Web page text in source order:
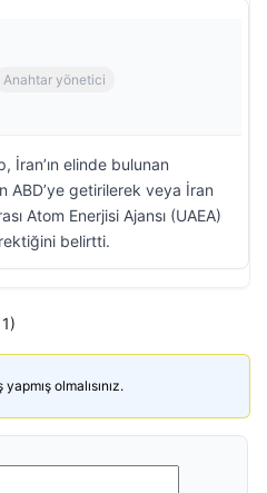
Anahtar yönetici
İran’ın elinde bulunan
ABD’ye getirilerek veya İran
Atom Enerjisi Ajansı (UAEA)
belirtti.
olmalısınız.